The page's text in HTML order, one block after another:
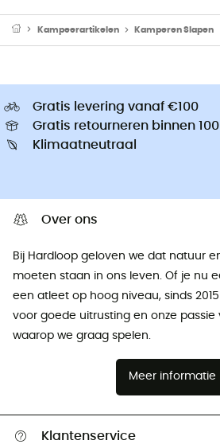
Kampeerartikelen Kamperen Slapen
Gratis levering vanaf €100
Gratis retourneren binnen
Klimaatneutraal
Over ons
Bij Hardloop geloven we dat natuur
moeten staan ​​in ons leven. Of je nu
een atleet op hoog niveau, sinds
voor goede uitrusting en onze passie
waarop we graag spelen.
Meer informatie
Klantenservice